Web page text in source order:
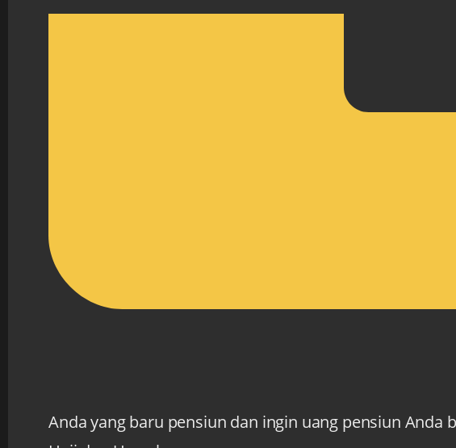
Anda yang baru pensiun dan ingin uang pensiun